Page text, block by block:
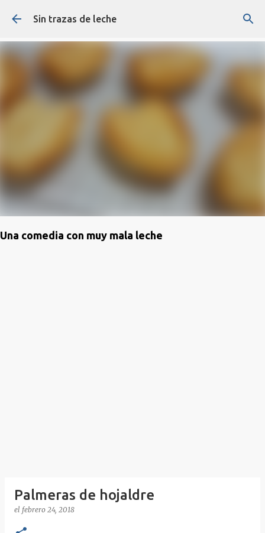
Ir al contenido principal
Sin trazas de leche
Una comedia con muy mala leche
Palmeras de hojaldre
el febrero 24, 2018